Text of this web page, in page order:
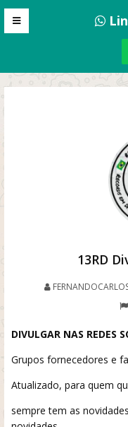
13RD
DIVULGAR NAS REDES
Grupos fornecedores e
Atualizado, para quem
sempre tem as